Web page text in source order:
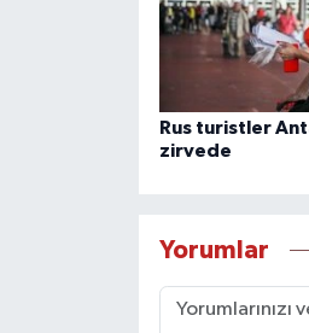
Rus turistler
zirvede
Yorumlar